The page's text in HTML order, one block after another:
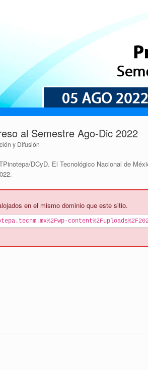
al Semestre Ago-Dic 2022
y Difusión
DCyD. El Tecnológico Nacional de
en el mismo dominio que este sitio.